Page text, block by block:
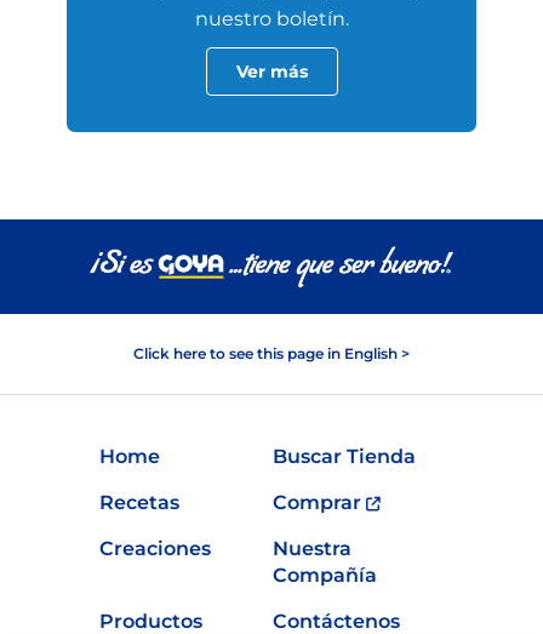
nuestro boletín.
Ver más
Click here to see this page in English >
Home
Buscar Tienda
Recetas
Comprar
Creaciones
Nuestra
Compañía
Productos
Contáctenos